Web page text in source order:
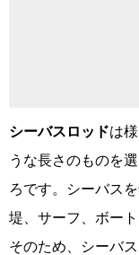
シーバスロッドは
うな長さのものを
ろです。シーバス
堤、サーフ、ボー
そのため、シーバ